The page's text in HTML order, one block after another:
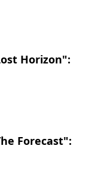
Horizon":
Forecast":